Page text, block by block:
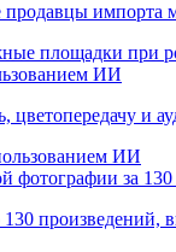
продавцы
ИИ
и
фотографии за 130
произведений,